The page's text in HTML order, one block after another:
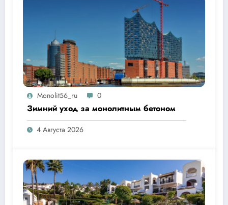
Monolit56_ru 0
Зимний уход за монолитным бетоном
4 Августа 2026